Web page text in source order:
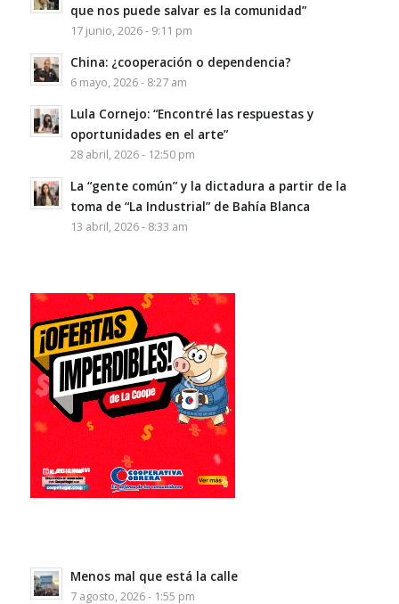
que nos puede salvar es la comunidad”
17 junio, 2026 - 9:11 pm
China: ¿cooperación o dependencia?
6 mayo, 2026 - 8:27 am
Lula Cornejo: “Encontré las respuestas y
oportunidades en el arte”
28 abril, 2026 - 12:50 pm
La “gente común” y la dictadura a partir de la
toma de “La Industrial” de Bahía Blanca
13 abril, 2026 - 8:33 am
Menos mal que está la calle
7 agosto, 2026 - 1:55 pm